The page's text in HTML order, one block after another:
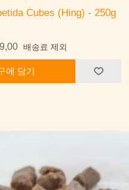
Cubes (Hing) - 250g
배송료 제외
에 담기